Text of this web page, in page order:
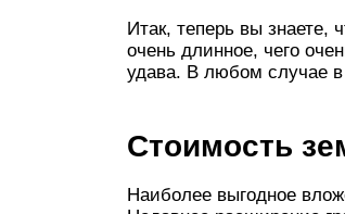
Итак, теперь вы знаете,
очень длинное, чего
удава. В любом случае
Стоимость
Наиболее выгодное